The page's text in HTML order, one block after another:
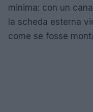
minima: con un
la scheda esterna
come se fosse